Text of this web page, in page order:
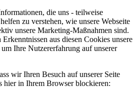
die uns - teilweise
zu verstehen, wie unsere Webseite
unsere Marketing-Maßnahmen sind.
aus diesen Cookies unsere
Ihre Nutzererfahrung auf unserer
wir Ihren Besuch auf unserer Seite
hier in Ihrem Browser blockieren: